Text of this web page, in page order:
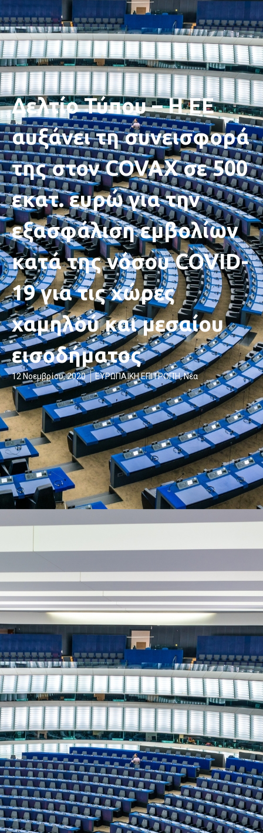
Δελτίο Τύπου – Η ΕΕ
αυξάνει τη συνεισφορά
της στον COVAX σε 500
εκατ. ευρώ για την
εξασφάλιση εμβολίων
κατά της νόσου COVID-
19 για τις χώρες
χαμηλού και μεσαίου
εισοδήματος
12 Νοεμβρίου, 2020 ΕΥΡΩΠΑΪΚΗ ΕΠΙΤΡΟΠΉ,Νέα